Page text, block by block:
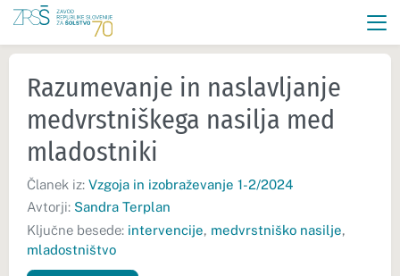
Razumevanje in naslavljanje
medvrstniškega nasilja med
mladostniki
Članek iz: Vzgoja in izobraževanje 1-2/2024
Avtorji: Sandra Terplan
Ključne besede: intervencije, medvrstniško nasilje,
mladostništvo